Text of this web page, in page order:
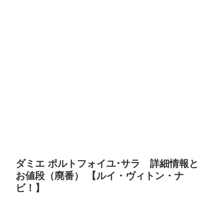
ダミエ ポルトフォイユ･サラ 詳細情報と
お値段（廃番） 【ルイ・ヴィトン・ナ
ビ！】